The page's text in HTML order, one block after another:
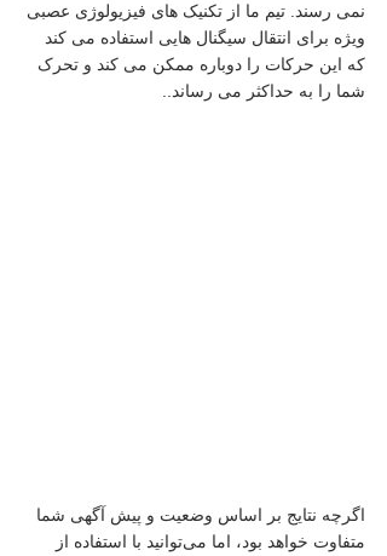
نمی رسند. تیم ما از تکنیک های فیزیولوژی عصبی
ویژه برای انتقال سیگنال هایی استفاده می کند
که این حرکات را دوباره ممکن می کند و تحرک
شما را به حداکثر می رساند..
اگرچه نتایج بر اساس وضعیت و پیش آگهی شما
متفاوت خواهد بود، اما می‌توانید با استفاده از